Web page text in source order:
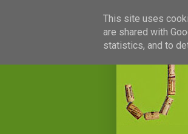
This site uses
are shared with
statistics, and to